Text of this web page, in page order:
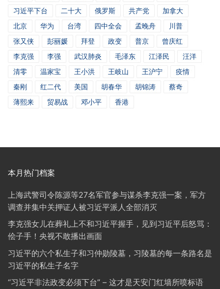
习近平下台
二十大 俄罗斯 共产党
加拿大
北京
华为 台湾 四中全会 孟晚舟
川普
张又侠
彭丽媛 拜登 政变 普京
曾庆红
李克强
李强 武汉肺炎 毛泽东 江泽民
汪洋
清零
温家宝 王小洪 王岐山 王沪宁
疫情
秦刚
红二代 美国 胡春华 胡锦涛
蔡奇
薄熙来
贸易战 邓小平 香港
本月热门档案
上海武警司令陈源等27名军官参与谋杀李克强一案，军方
调查并集中关押证人被习近平派人全部消灭
李克强女儿在葬礼上不和习近平握手，见到习近平后怒骂：
侩子手！央视不敢播出画面
习近平的六个私生子和习仲勋陵墓，习陵墓的每一条路名是
习近平的私生子名字
“习近平非法政变必须下台” – 这才是天安门红墙所喷标语